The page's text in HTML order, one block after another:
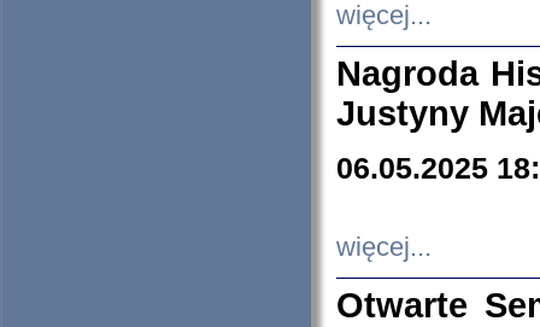
więcej...
Nagroda
Justyny
06.05.2025
więcej...
Otwarte